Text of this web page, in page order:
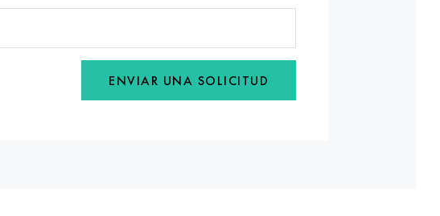
ENVIAR UNA SOLICITUD